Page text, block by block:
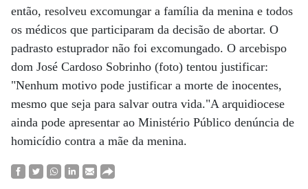
então, resolveu excomungar a família da menina e todos
os médicos que participaram da decisão de abortar. O
padrasto estuprador não foi excomungado. O arcebispo
dom José Cardoso Sobrinho (foto) tentou justificar:
"Nenhum motivo pode justificar a morte de inocentes,
mesmo que seja para salvar outra vida."A arquidiocese
ainda pode apresentar ao Ministério Público denúncia de
homicídio contra a mãe da menina.